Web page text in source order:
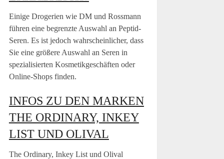
Einige Drogerien wie DM und Rossmann
führen eine begrenzte Auswahl an Peptid-
Seren. Es ist jedoch wahrscheinlicher, dass
Sie eine größere Auswahl an Seren in
spezialisierten Kosmetikgeschäften oder
Online-Shops finden.
INFOS ZU DEN MARKEN
THE ORDINARY, INKEY
LIST UND OLIVAL
The Ordinary, Inkey List und Olival